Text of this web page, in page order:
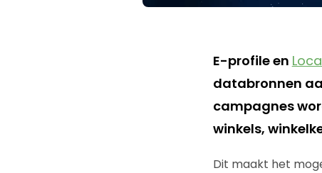
E-profile en
databronnen
campagnes
winkels,
Dit maakt het